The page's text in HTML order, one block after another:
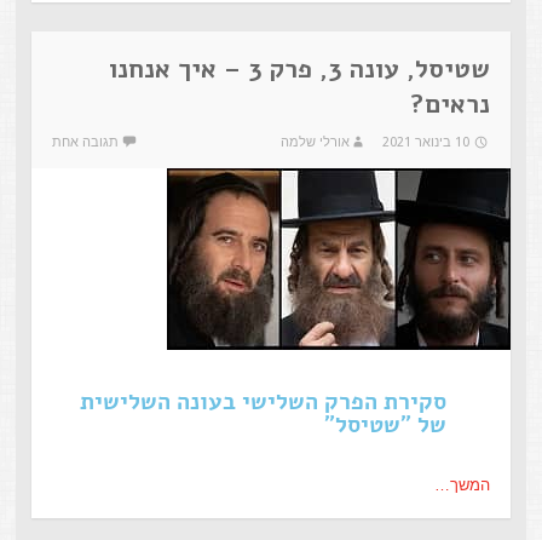
שטיסל, עונה 3, פרק 3 – איך אנחנו
נראים?
10 בינואר 2021 אורלי שלמה תגובה אחת
סקירת הפרק השלישי בעונה השלישית
של "שטיסל"
המשך…